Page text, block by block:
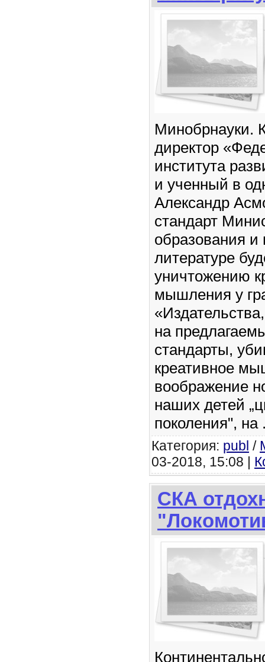
Минобрнауки.
директор
института
и ученный в
Александр
стандарт
образования и
литературе
уничтожению
мышления у
на
стандарты,
креативное
воображение
наших детей
поколения", на
Категория: publ /
03-2018, 15:08 |
СКА